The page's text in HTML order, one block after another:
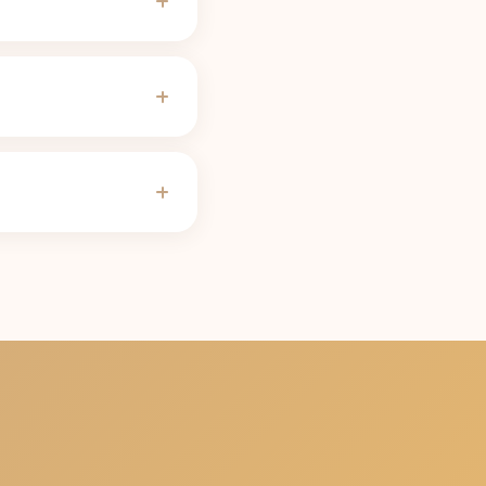
porcja 414 ml)
zamiast 8 h 40 min;